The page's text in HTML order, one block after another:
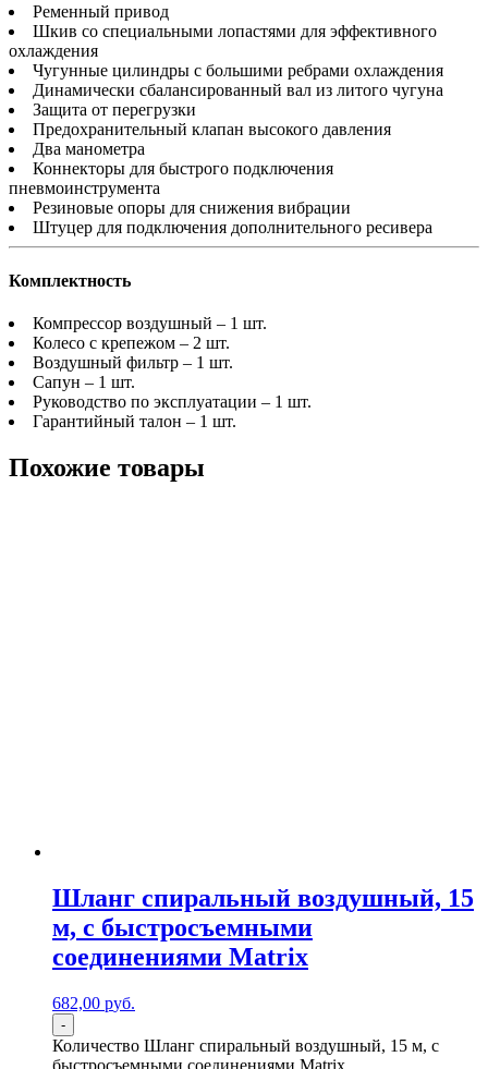
Ременный привод
Шкив со специальными лопастями для эффективного
охлаждения
Чугунные цилиндры с большими ребрами охлаждения
Динамически сбалансированный вал из литого чугуна
Защита от перегрузки
Предохранительный клапан высокого давления
Два манометра
Коннекторы для быстрого подключения
пневмоинструмента
Резиновые опоры для снижения вибрации
Штуцер для подключения дополнительного ресивера
Комплектность
Компрессор воздушный – 1 шт.
Колесо с крепежом – 2 шт.
Воздушный фильтр – 1 шт.
Сапун – 1 шт.
Руководство по эксплуатации – 1 шт.
Гарантийный талон – 1 шт.
Похожие товары
Шланг спиральный воздушный, 15
м, с быстросъемными
соединениями Matrix
682,00 руб.
-
Количество Шланг спиральный воздушный, 15 м, с
быстросъемными соединениями Matrix